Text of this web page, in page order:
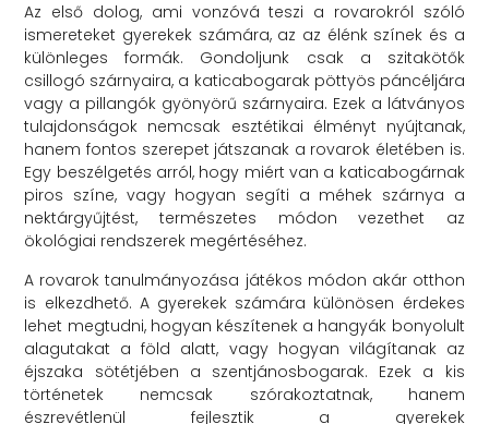
Az első dolog, ami vonzóvá teszi a rovarokról szóló
ismereteket gyerekek számára, az az élénk színek és a
különleges formák. Gondoljunk csak a szitakötők
csillogó szárnyaira, a katicabogarak pöttyös páncéljára
vagy a pillangók gyönyörű szárnyaira. Ezek a látványos
tulajdonságok nemcsak esztétikai élményt nyújtanak,
hanem fontos szerepet játszanak a rovarok életében is.
Egy beszélgetés arról, hogy miért van a katicabogárnak
piros színe, vagy hogyan segíti a méhek szárnya a
nektárgyűjtést, természetes módon vezethet az
ökológiai rendszerek megértéséhez.
A rovarok tanulmányozása játékos módon akár otthon
is elkezdhető. A gyerekek számára különösen érdekes
lehet megtudni, hogyan készítenek a hangyák bonyolult
alagutakat a föld alatt, vagy hogyan világítanak az
éjszaka sötétjében a szentjánosbogarak. Ezek a kis
történetek nemcsak szórakoztatnak, hanem
észrevétlenül fejlesztik a gyerekek